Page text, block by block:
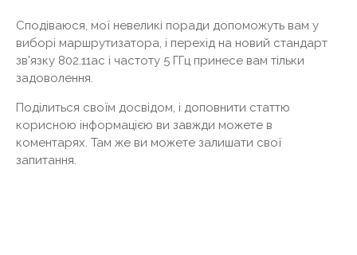
Сподіваюся, мої невеликі поради допоможуть вам у
виборі маршрутизатора, і перехід на новий стандарт
зв'язку 802.11ac і частоту 5 ГГц принесе вам тільки
задоволення.
Поділиться своїм досвідом, і доповнити статтю
корисною інформацією ви завжди можете в
коментарях. Там же ви можете залишати свої
запитання.